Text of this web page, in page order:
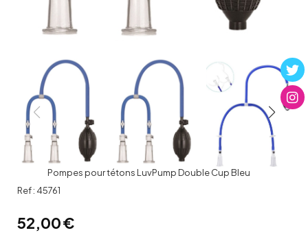
Pompes pour tétons LuvPump Double Cup Bleu
Ref : 45761
52,00€